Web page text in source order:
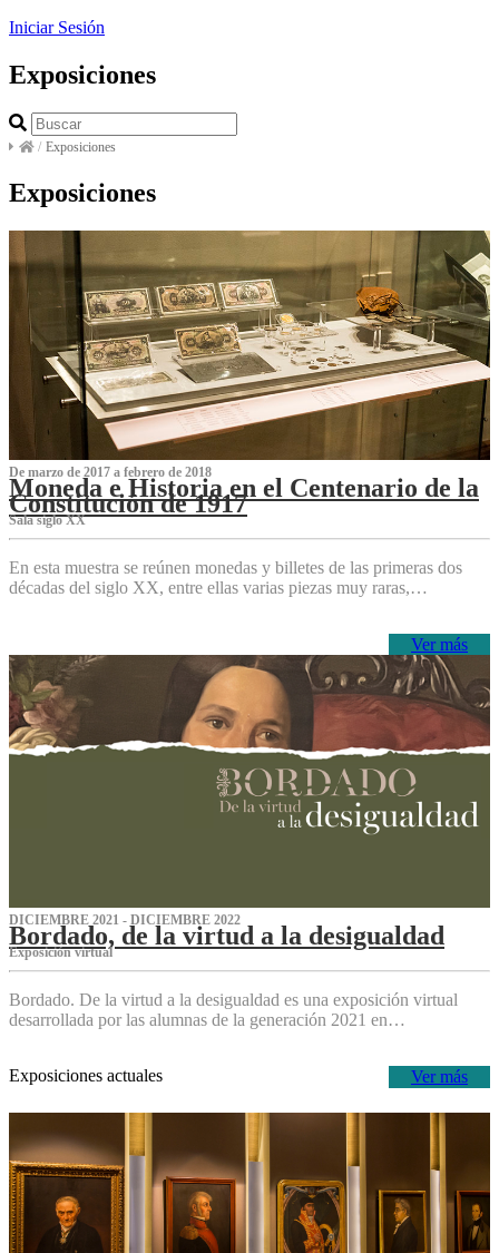
Iniciar Sesión
Exposiciones
/ Exposiciones
Exposiciones
De marzo de 2017 a febrero de 2018
Moneda e Historia en el Centenario de la
Constitución de 1917
Sala siglo XX
En esta muestra se reúnen monedas y billetes de las primeras dos
décadas del siglo XX, entre ellas varias piezas muy raras,…
Ver más
DICIEMBRE 2021 - DICIEMBRE 2022
Bordado, de la virtud a la desigualdad
Exposición virtual‌
Bordado. De la virtud a la desigualdad es una exposición virtual
desarrollada por las alumnas de la generación 2021 en…
Ver más
Exposiciones actuales